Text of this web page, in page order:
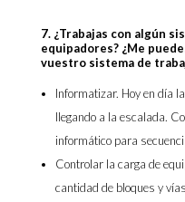
7. ¿Trabajas con algún
equipadores? ¿Me
vuestro sistema de
Informatizar. Hoy en día
llegando a la escalada.
informático para
Controlar la carga de
cantidad de bloques y